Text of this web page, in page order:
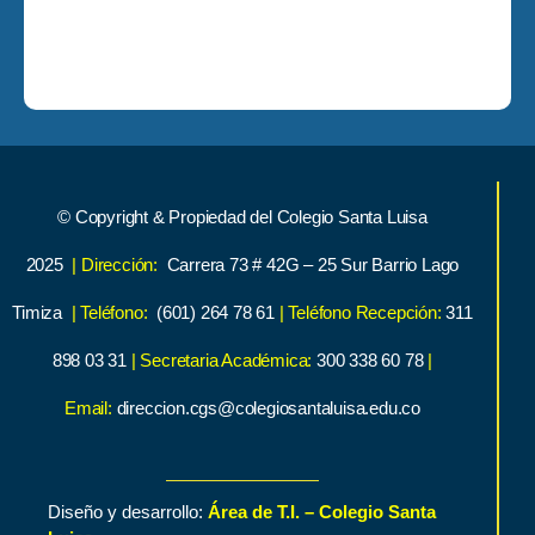
© Copyright & Propiedad del Colegio Santa Luisa
2025 | Dirección: Carrera 73 # 42G – 25 Sur Barrio Lago
Timiza | Teléfono: (601) 264 78 61 | Teléfono Recepción: 311
898 03 31 | Secretaria Académica:300 338 60 78 |
Email: direccion.cgs@colegiosantaluisa.edu.co
Diseño y desarrollo: Área de T.I. – Colegio Santa